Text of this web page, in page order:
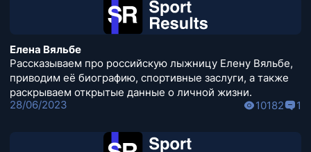
Елена Вяльбе
Рассказываем про российскую лыжницу Елену Вяльбе,
приводим её биографию, спортивные заслуги, а также
раскрываем открытые данные о личной жизни.
28/06/2023
10182 1